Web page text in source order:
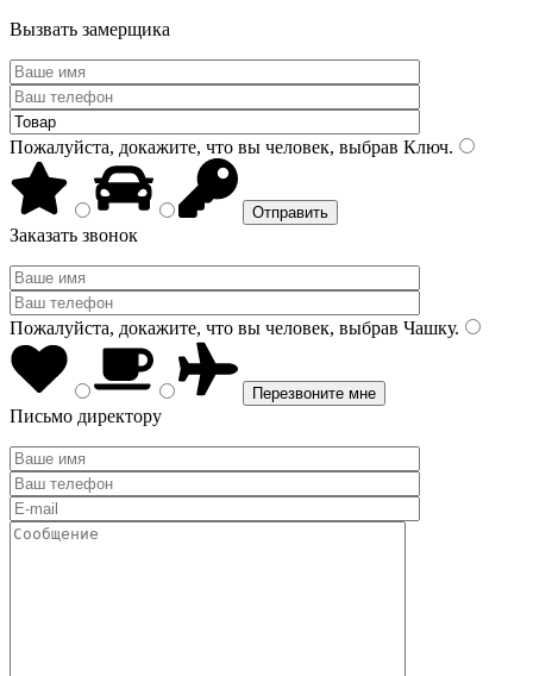
Вызвать замерщика
Пожалуйста, докажите, что вы человек, выбрав Ключ.
Заказать звонок
Пожалуйста, докажите, что вы человек, выбрав Чашку.
Письмо директору